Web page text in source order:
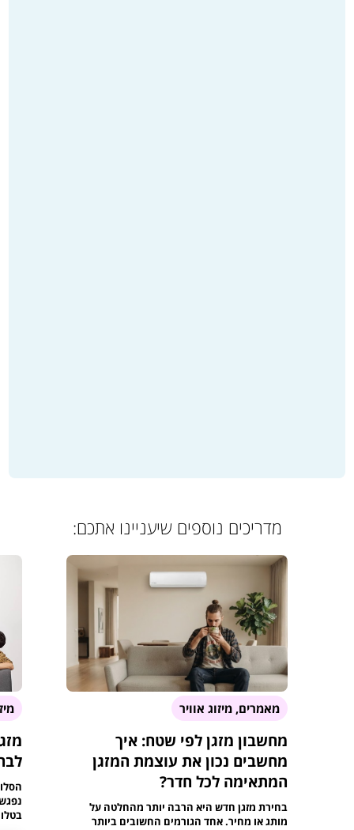
מדריכים נוספים שיעניינו אתכם:
מאמרים, מיזוג אוויר
מחשבון מזגן לפי שטח: איך
מחשבים נכון את עוצמת המזגן
המתאימה לכל חדר?
בחירת מזגן חדש היא הרבה יותר מהחלטה על
מותג או מחיר. אחד הגורמים החשובים ביותר